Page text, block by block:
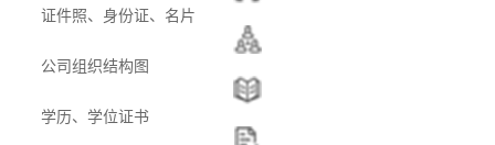
证件照、身份证、名片
公司组织结构图
学历、学位证书